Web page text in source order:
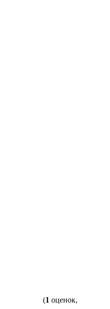
(1 оценок,